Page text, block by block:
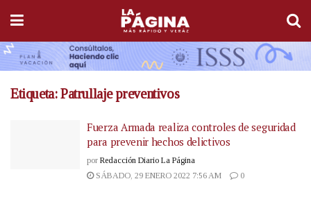
Etiqueta:Patrullaje preventivos
Fuerza Armada realiza controles de seguridad
para prevenir hechos delictivos
por Redacción Diario La Página
SÁBADO, 29 ENERO 2022 7:56 AM
0